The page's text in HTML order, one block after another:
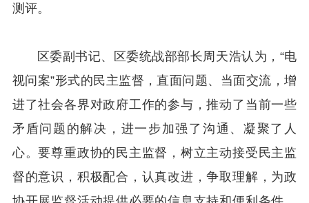
测评。
区委副书记、区委统战部部长周天浩认为，“电
视问案”形式的民主监督，直面问题、当面交流，增
进了社会各界对政府工作的参与，推动了当前一些
矛盾问题的解决，进一步加强了沟通、凝聚了人
心。要尊重政协的民主监督，树立主动接受民主监
督的意识，积极配合，认真改进，争取理解，为政